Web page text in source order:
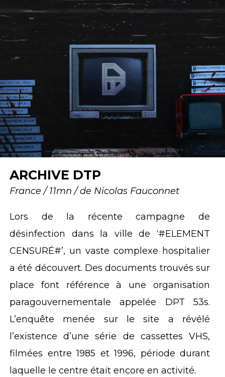
ARCHIVE DTP
France / 11mn / de Nicolas Fauconnet
Lors de la récente campagne de
désinfection dans la ville de ‘#ELEMENT
CENSURÉ#’, un vaste complexe hospitalier
a été découvert. Des documents trouvés sur
place font référence à une organisation
paragouvernementale appelée DPT 53s.
L’enquête menée sur le site a révélé
l’existence d’une série de cassettes VHS,
filmées entre 1985 et 1996, période durant
laquelle le centre était encore en activité.